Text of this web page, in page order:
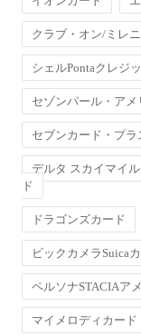
クラブ・オン/ミレ
シェルPontaクレジ
セゾンパール・ア
セブンカード・プラ
デルタ スカイマイ
ド
ドラゴンズカード
ビックカメラSuica
ペルソナSTACIAア
マイメロディカード